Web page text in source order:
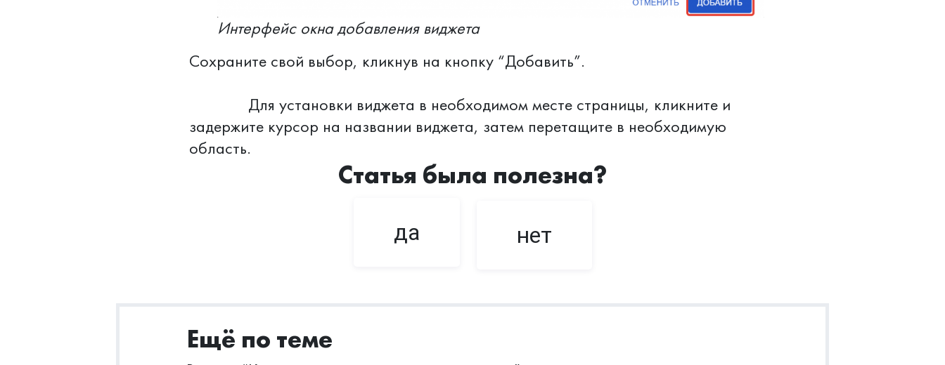
Интерфейс окна добавления виджета
Сохраните свой выбор, кликнув на кнопку “Добавить”.
Для установки виджета в необходимом месте страницы, кликните и
задержите курсор на названии виджета, затем перетащите в необходимую
область.
Статья была полезна?
да нет
Ещё по теме